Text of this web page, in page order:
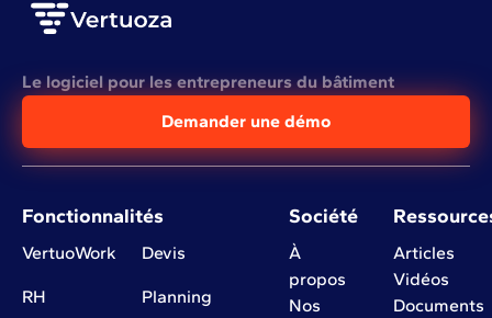
Le logiciel pour les entrepreneurs du bâtiment
Demander une démo
Fonctionnalités
VertuoWork Devis
RH Planning
Société
À
propos
Nos
Articles
Vidéos
Documents